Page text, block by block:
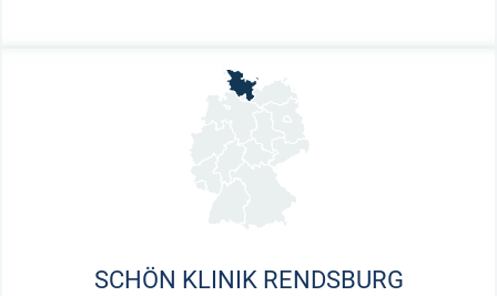
SCHÖN KLINIK RENDSBURG